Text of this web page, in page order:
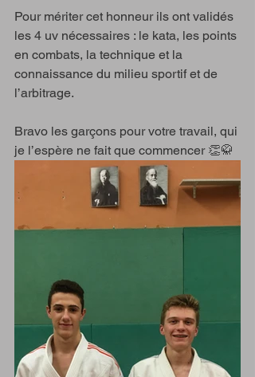
Pour mériter cet honneur ils ont validés
les 4 uv nécessaires : le kata, les points
en combats, la technique et la
connaissance du milieu sportif et de
l’arbitrage.
Bravo les garçons pour votre travail, qui
je l’espère ne fait que commencer 👏🥋